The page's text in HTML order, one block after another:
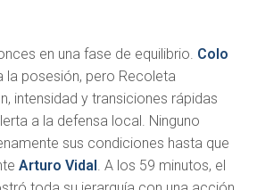
en una fase de equilibrio. Colo
la posesión, pero Recoleta
intensidad y transiciones rápidas
a la defensa local. Ninguno
sus condiciones hasta que
Arturo Vidal . A los 59 minutos, el